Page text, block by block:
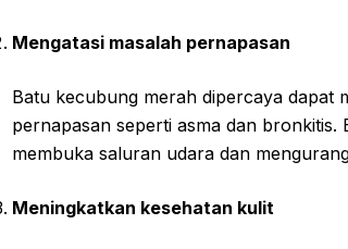
Mengatasi masalah pernapasan
Batu kecubung merah dipercaya dapat
pernapasan seperti asma dan
membuka saluran udara dan
Meningkatkan kesehatan kulit